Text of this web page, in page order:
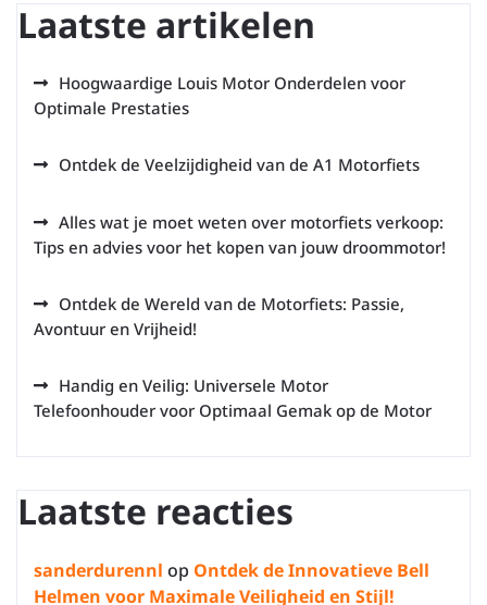
Laatste artikelen
Hoogwaardige Louis Motor Onderdelen voor
Optimale Prestaties
Ontdek de Veelzijdigheid van de A1 Motorfiets
Alles wat je moet weten over motorfiets verkoop:
Tips en advies voor het kopen van jouw droommotor!
Ontdek de Wereld van de Motorfiets: Passie,
Avontuur en Vrijheid!
Handig en Veilig: Universele Motor
Telefoonhouder voor Optimaal Gemak op de Motor
Laatste reacties
sanderdurennl op Ontdek de Innovatieve Bell
Helmen voor Maximale Veiligheid en Stijl!